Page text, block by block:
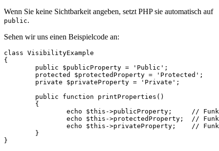
Wenn Sie keine Sichtbarkeit angeben, setzt PHP sie automatisch auf
public.
Sehen wir uns einen Beispielcode an:
class VisibilityExample
{
}